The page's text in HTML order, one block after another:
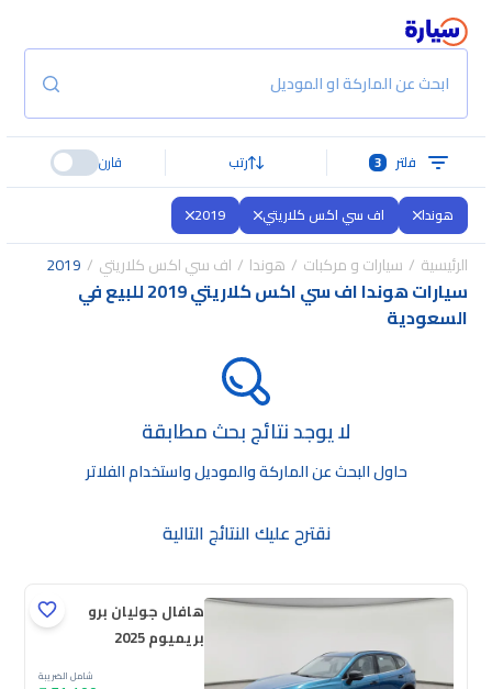
ابحث عن الماركة او الموديل
فلتر 3 رتب قارن
هوندا اف سي اكس كلاريتي 2019
الرئيسية سيارات و مركبات هوندا اف سي اكس كلاريتي 2019
سيارات هوندا اف سي اكس كلاريتي 2019 للبيع في
السعودية
لا يوجد نتائج بحث مطابقة
حاول البحث عن الماركة والموديل واستخدام الفلاتر
نقترح عليك النتائج التالية
هافال جوليان برو
بريميوم 2025
شامل الضريبة